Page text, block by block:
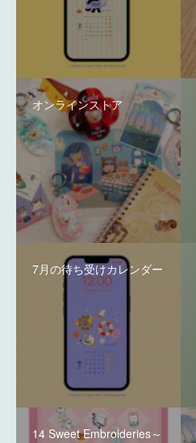
オンラインストア
7月の待ち受けカレンダー
14 Sweet Embroideries～